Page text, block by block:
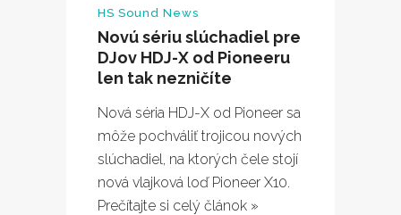
HS Sound News
Novú sériu slúchadiel pre
DJov HDJ-X od Pioneeru
len tak nezničíte
Nová séria HDJ-X od Pioneer sa
môže pochváliť trojicou nových
slúchadiel, na ktorých čele stojí
nová vlajková loď Pioneer X10.
Prečítajte si celý článok »